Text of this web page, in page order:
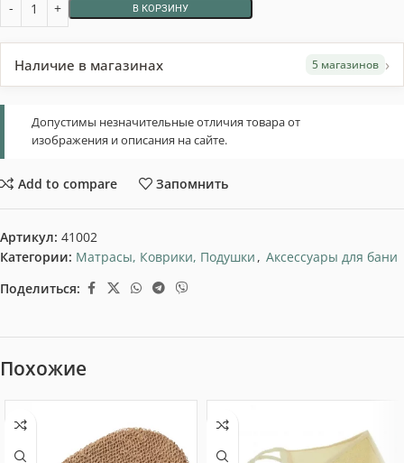
В КОРЗИНУ
Наличие в магазинах 5 магазинов ›
Допустимы незначительные отличия товара от
изображения и описания на сайте.
Add to compare Запомнить
Артикул: 41002
Категории: Матрасы, Коврики, Подушки , Аксессуары для бани
Поделиться:
Похожие